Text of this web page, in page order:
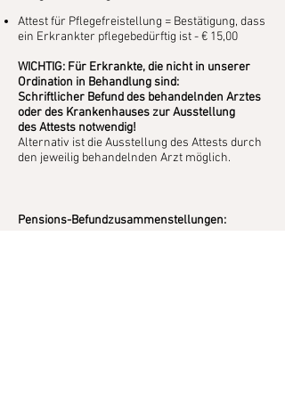
Attest für Pflegefreistellung = Bestätigung, dass
ein Erkrankter pflegebedürftig ist ​- € 15,00
WICHTIG: Für Erkrankte, die nicht in unserer
Ordination in Behandlung sind:
Schriftlicher Befund des behandelnden Arztes
oder des Krankenhauses zur Ausstellung
des Attests notwendig!
Alternativ ist die Ausstellung des Attests durch
den jeweilig behandelnden Arzt möglich.
Pensions-Befundzusammenstellungen: